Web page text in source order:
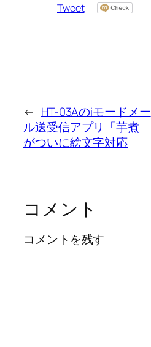
Tweet
← HT-03Aのiモードメー
ル送受信アプリ「芋煮」
がついに絵文字対応
コメント
コメントを残す